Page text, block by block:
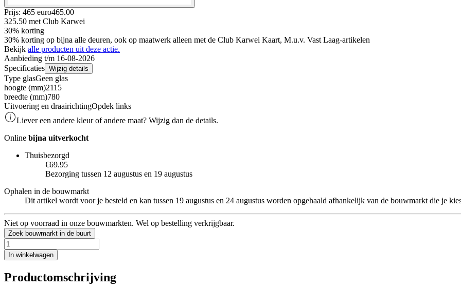
Prijs: 465 euro465.00
325.50 met Club Karwei
30% korting
30% korting op bijna alle deuren, ook op maatwerk alleen met de Club Karwei Kaart, M.u.v. Vast Laag-artikelen
Bekijk alle producten uit deze actie.
Aanbieding t/m 16-08-2026
Specificaties Wijzig details
Type glasGeen glas
hoogte (mm)2115
breedte (mm)780
Uitvoering en draairichtingOpdek links
Liever een andere kleur of andere maat? Wijzig dan de details.
Online bijna uitverkocht
Thuisbezorgd
€69.95
Bezorging tussen 12 augustus en 19 augustus
Ophalen in de bouwmarkt
Dit artikel wordt voor je besteld en kan tussen 19 augustus en 24 augustus worden opgehaald afhankelijk van de bouwmarkt die je
Niet op voorraad in onze bouwmarkten. Wel op bestelling verkrijgbaar.
Zoek bouwmarkt in de buurt
In winkelwagen
Productomschrijving